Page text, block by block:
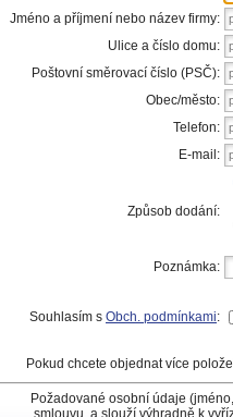
Jméno a příjmení nebo název firmy:
Ulice a číslo domu:
Poštovní směrovací číslo (PSČ):
Obec/město:
Telefon:
E-mail:
Způsob dodání:
Poznámka:
Souhlasím s Obch. podmínkami:
Pokud chcete objednat více
Požadované osobní údaje
smlouvu, a slouží výhradně k